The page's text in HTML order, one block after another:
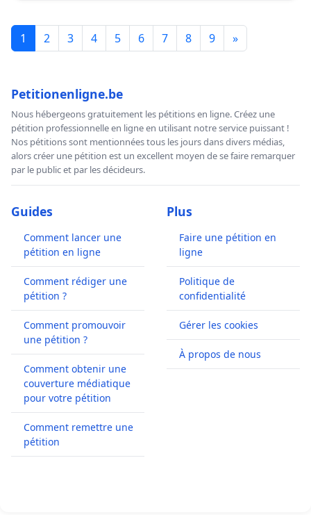
1 2 3 4 5 6 7 8 9 »
Petitionenligne.be
Nous hébergeons gratuitement les pétitions en ligne. Créez une
pétition professionnelle en ligne en utilisant notre service puissant !
Nos pétitions sont mentionnées tous les jours dans divers médias,
alors créer une pétition est un excellent moyen de se faire remarquer
par le public et par les décideurs.
Guides
Comment lancer une
pétition en ligne
Comment rédiger une
pétition ?
Comment promouvoir
une pétition ?
Comment obtenir une
couverture médiatique
pour votre pétition
Comment remettre une
pétition
Plus
Faire une pétition en
ligne
Politique de
confidentialité
Gérer les cookies
À propos de nous